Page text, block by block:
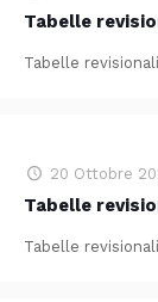
Tabelle
Tabelle
20 Ottobre
Tabelle
Tabelle